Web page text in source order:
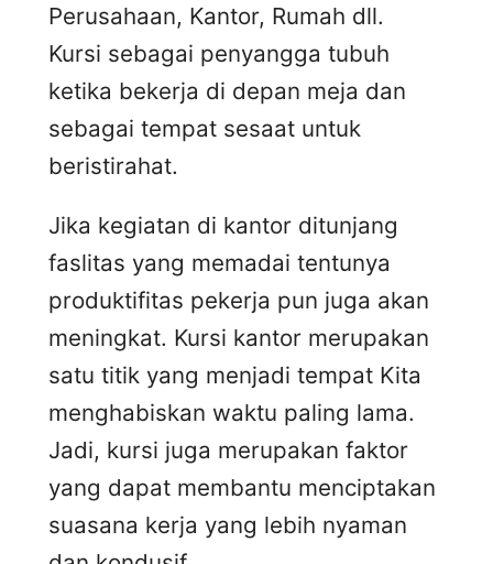
Perusahaan, Kantor, Rumah dll.
Kursi sebagai penyangga tubuh
ketika bekerja di depan meja dan
sebagai tempat sesaat untuk
beristirahat.
Jika kegiatan di kantor ditunjang
faslitas yang memadai tentunya
produktifitas pekerja pun juga akan
meningkat. Kursi kantor merupakan
satu titik yang menjadi tempat Kita
menghabiskan waktu paling lama.
Jadi, kursi juga merupakan faktor
yang dapat membantu menciptakan
suasana kerja yang lebih nyaman